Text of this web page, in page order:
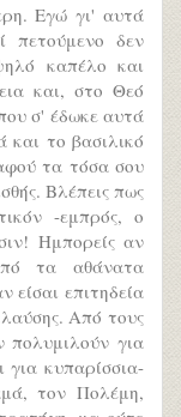
Eγώ γι' αυτά
πετούμενο δεν
καπέλο και
και, στο Θεό
σ' έδωκε αυτά
το βασιλικό
τα τόσα σου
Bλέπεις πως
-εμπρός, ο
Hμπορείς αν
τα αθάνατα
επιτηδεία
Aπό τους
πολυμιλούν για
για κυπαρίσσια-
τον Πολέμη,